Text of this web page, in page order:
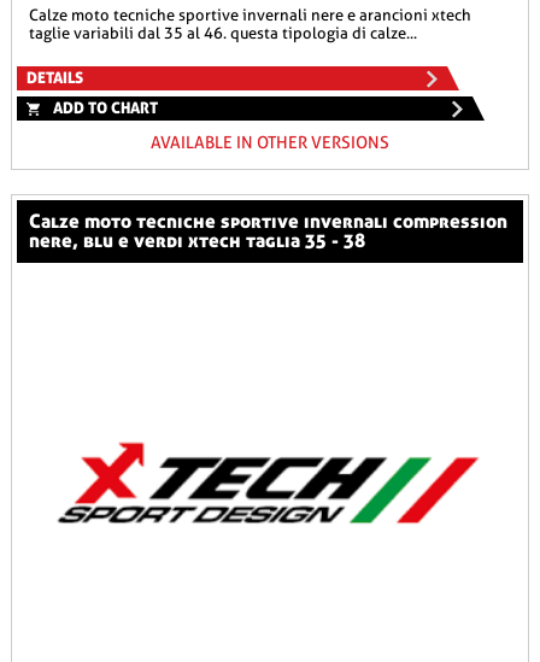
calze moto tecniche sportive invernali nere e arancioni xtech
taglie variabili dal 35 al 46. questa tipologia di calze...
DETAILS
ADD TO CHART
AVAILABLE IN OTHER VERSIONS
calze moto tecniche sportive invernali compression
nere, blu e verdi xtech taglia 35 - 38